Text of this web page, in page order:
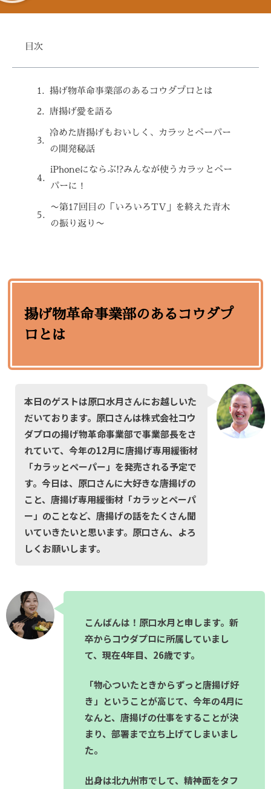
目次
揚げ物革命事業部のあるコウダプロとは
唐揚げ愛を語る
冷めた唐揚げもおいしく、カラッとペーパー
の開発秘話
iPhoneにならぶ!?みんなが使うカラッとペー
パーに！
〜第17回目の「いろいろTV」を終えた青木
の振り返り〜
揚げ物革命事業部のあるコウダプ
ロとは
本日のゲストは原口水月さんにお越しいた
だいております。原口さんは株式会社コウ
ダプロの揚げ物革命事業部で事業部長をさ
れていて、今年の12月に唐揚げ専用緩衝材
「カラッとペーパー」を発売される予定で
す。今日は、原口さんに大好きな唐揚げの
こと、唐揚げ専用緩衝材「カラッとペーパ
ー」のことなど、唐揚げの話をたくさん聞
いていきたいと思います。原口さん、よろ
しくお願いします。
こんばんは！原口水月と申します。新
卒からコウダプロに所属していまし
て、現在4年目、26歳です。
「物心ついたときからずっと唐揚げ好
き」ということが高じて、今年の4月に
なんと、唐揚げの仕事をすることが決
まり、部署まで立ち上げてしまいまし
た。
出身は北九州市でして、精神面をタフ